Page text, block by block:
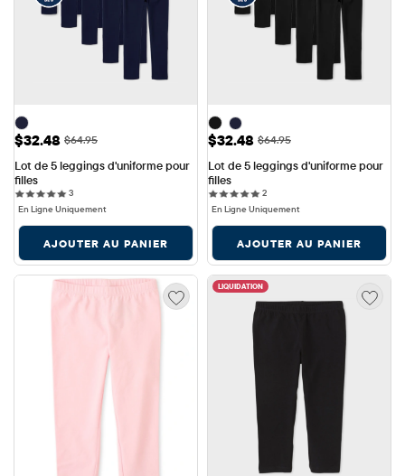
Prix ​​de vente: $32.48
$32.48 Prix ​​d'origine: $64.95
$64.95
Lot de 5 leggings d'uniforme pour
filles
33 reviews
En Ligne Uniquement
AJOUTER AU PANIER
Prix ​​de vente: $32.48
$32.48 Prix ​​d'origine: $64.95
$64.95
Lot de 5 leggings d'uniforme pour
filles
22 reviews
En Ligne Uniquement
AJOUTER AU PANIER
LIQUIDATION